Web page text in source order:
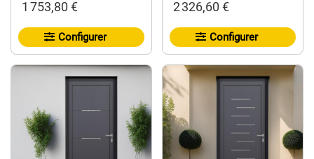
1 753,80 €
Configurer
2 326,60 €
Configurer